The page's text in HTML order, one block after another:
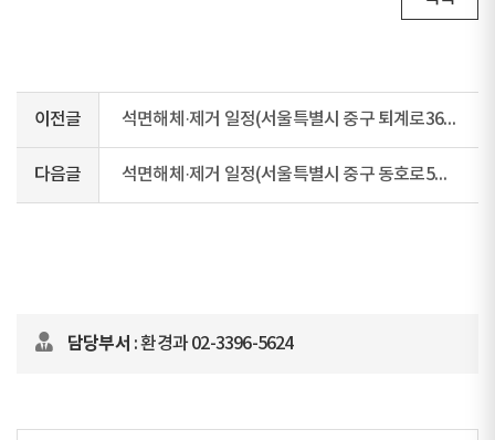
이전글 석면해체·제거 일정(서울특별시 중구 퇴계로36가길 13)
다음글 석면해체·제거 일정(서울특별시 중구 동호로5길 19)
담당부서 : 환경과 02-3396-5624